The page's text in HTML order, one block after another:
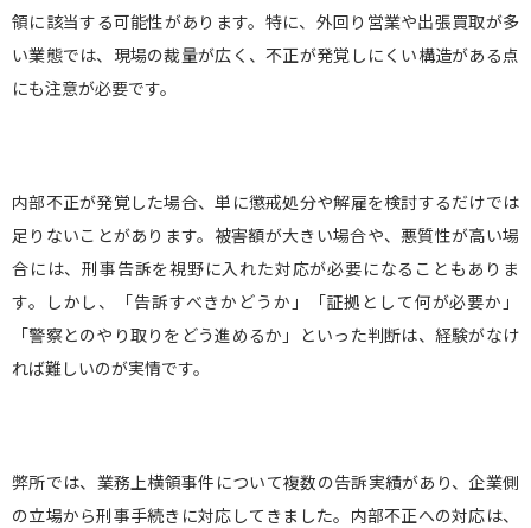
領に該当する可能性があります。特に、外回り営業や出張買取が多
い業態では、現場の裁量が広く、不正が発覚しにくい構造がある点
にも注意が必要です。
内部不正が発覚した場合、単に懲戒処分や解雇を検討するだけでは
足りないことがあります。被害額が大きい場合や、悪質性が高い場
合には、刑事告訴を視野に入れた対応が必要になることもありま
す。しかし、「告訴すべきかどうか」「証拠として何が必要か」
「警察とのやり取りをどう進めるか」といった判断は、経験がなけ
れば難しいのが実情です。
弊所では、業務上横領事件について複数の告訴実績があり、企業側
の立場から刑事手続きに対応してきました。内部不正への対応は、